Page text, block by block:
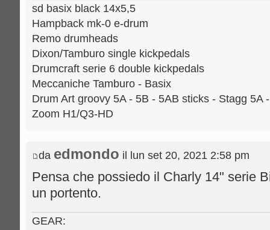
sd basix black 14x5,5
Hampback mk-0 e-drum
Remo drumheads
Dixon/Tamburo single kickpedals
Drumcraft serie 6 double kickpedals
Meccaniche Tamburo - Basix
Drum Art groovy 5A - 5B - 5AB sticks - Stagg 5A
Zoom H1/Q3-HD
da edmondo il lun set 20, 2021 2:58 pm
Pensa che possiedo il Charly 14" serie
un portento.
GEAR: